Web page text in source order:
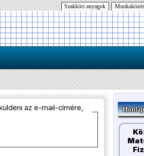
Szakköri anyagok
az e-mail-címére,